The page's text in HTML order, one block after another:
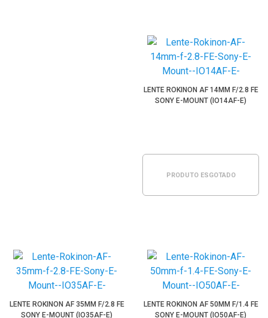
LENTE ROKINON AF 14MM F/2.8 FE
SONY E-MOUNT (IO14AF-E)
PRODUTO ESGOTADO
LENTE ROKINON AF 35MM F/2.8 FE
SONY E-MOUNT (IO35AF-E)
LENTE ROKINON AF 50MM F/1.4 FE
SONY E-MOUNT (IO50AF-E)